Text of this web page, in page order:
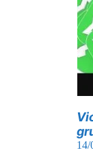
14/